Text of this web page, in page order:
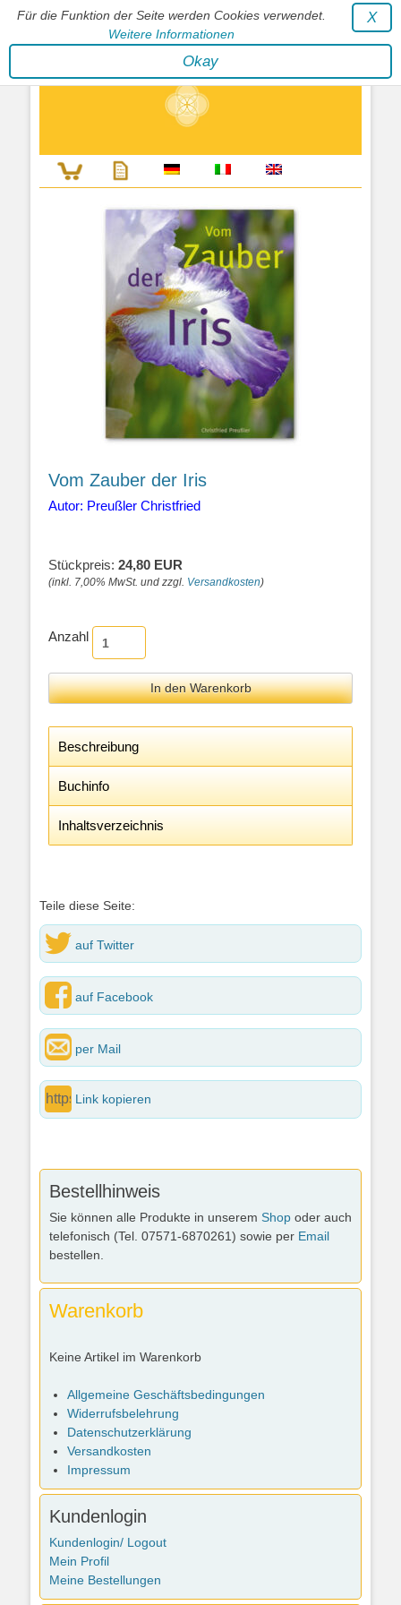
Für die Funktion der Seite werden Cookies verwendet.
Weitere Informationen
X
Okay
Stephan Wunderlich Verlag
Literatur zur Förderung der Gestaltfähigkeit des Lebens
Vom Zauber der Iris
Autor: Preußler Christfried
Stückpreis: 24,80 EUR
(inkl. 7,00% MwSt. und zzgl. Versandkosten)
Anzahl
Beschreibung
Buchinfo
Inhaltsverzeichnis
Teile diese Seite:
auf Twitter
auf Facebook
per Mail
Link kopieren
Bestellhinweis
Sie können alle Produkte in unserem Shop oder auch
telefonisch (Tel. 07571-6870261) sowie per Email
bestellen.
Warenkorb
Keine Artikel im Warenkorb
Allgemeine Geschäftsbedingungen
Widerrufsbelehrung
Datenschutzerklärung
Versandkosten
Impressum
Kundenlogin
Kundenlogin/ Logout
Mein Profil
Meine Bestellungen